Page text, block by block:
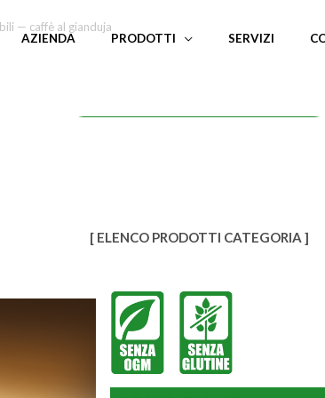
AZIENDA PRODOTTI SERVIZI
— caffè al gianduja
[ ELENCO PRODOTTI CATEGORIA ]